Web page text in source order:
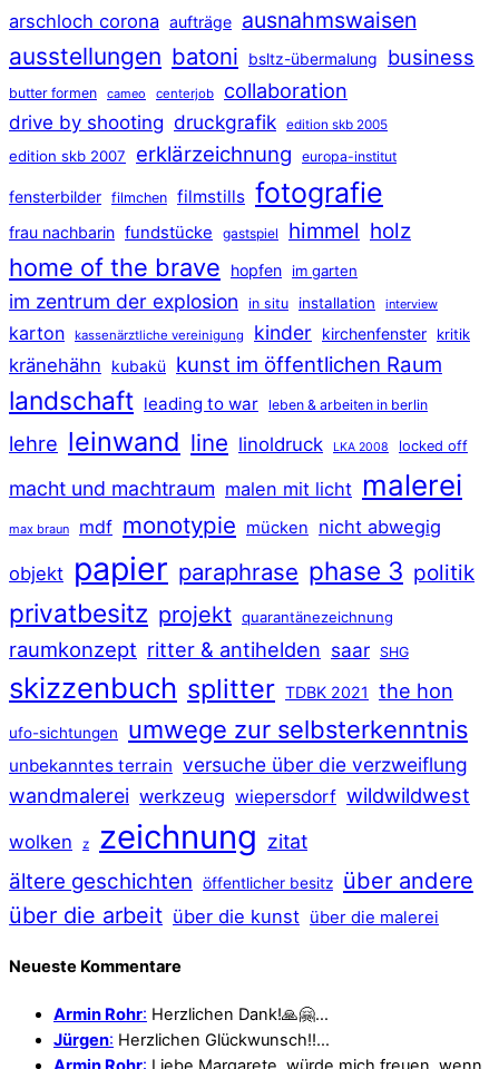
arschloch corona aufträge ausnahmswaisen
ausstellungen batoni bsltz-übermalung business
butter formen cameo centerjob collaboration
drive by shooting druckgrafik edition skb 2005
edition skb 2007 erklärzeichnung europa-institut
fensterbilder filmchen filmstills fotografie
frau nachbarin fundstücke gastspiel himmel holz
home of the brave hopfen im garten
im zentrum der explosion in situ installation interview
karton kassenärztliche vereinigung kinder kirchenfenster kritik
kränehähn kubakü kunst im öffentlichen Raum
landschaft leading to war leben & arbeiten in berlin
lehre leinwand line linoldruck LKA 2008 locked off
macht und machtraum malen mit licht malerei
max braun mdf monotypie mücken nicht abwegig
objekt papier paraphrase phase 3 politik
privatbesitz projekt quarantänezeichnung
raumkonzept ritter & antihelden saar SHG
skizzenbuch splitter TDBK 2021 the hon
ufo-sichtungen umwege zur selbsterkenntnis
unbekanntes terrain versuche über die verzweiflung
wandmalerei werkzeug wiepersdorf wildwildwest
wolken z zeichnung zitat
ältere geschichten öffentlicher besitz über andere
über die arbeit über die kunst über die malerei
Neueste Kommentare
Armin Rohr: Herzlichen Dank!🙏🤗…
Jürgen: Herzlichen Glückwunsch!!…